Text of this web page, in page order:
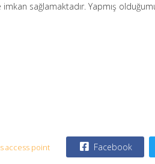
sağlamaktadır. Yapmış
access point Facebook